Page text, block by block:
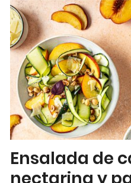
Ensalada de